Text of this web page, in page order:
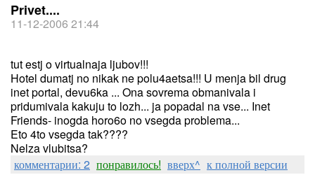
Privet....
11-12-2006 21:44
tut estj o virtualnaja ljubov!!!
Hotel dumatj no nikak ne polu4aetsa!!! U menja bil drug
inet portal, devu6ka ... Ona sovrema obmanivala i
pridumivala kakuju to lozh... ja popadal na vse... Inet
Friends- inogda horo6o no vsegda problema...
Eto 4to vsegda tak????
Nelza vlubitsa?
комментарии: 2 понравилось! вверх^ к полной версии